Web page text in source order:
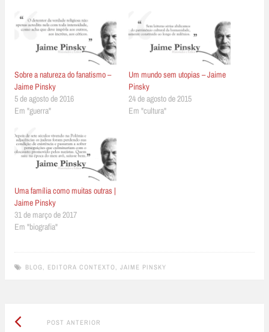
Sobre a natureza do fanatismo –
Jaime Pinsky
5 de agosto de 2016
Em "guerra"
Um mundo sem utopias – Jaime
Pinsky
24 de agosto de 2015
Em "cultura"
Uma família como muitas outras |
Jaime Pinsky
31 de março de 2017
Em "biografia"
BLOG , EDITORA CONTEXTO, JAIME PINSKY
Post
POST ANTERIOR